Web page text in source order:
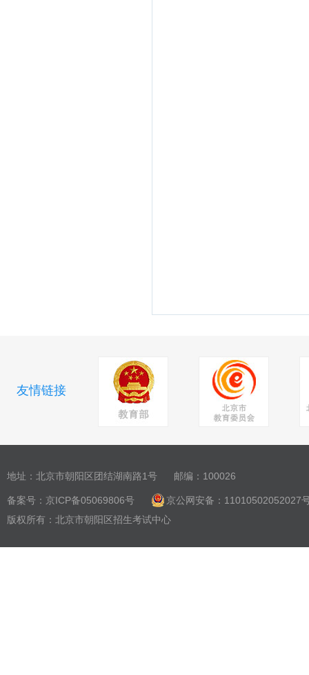
友情链接
地址：北京市朝阳区团结湖南路1号 邮编：100026
备案号： 京ICP备05069806号
京公网安备：11010502052027
版权所有：北京市朝阳区招生考试中心